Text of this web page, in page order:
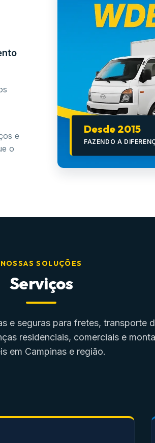
e
o
Desde 2015
FAZENDO A
NOSSAS SOLUÇÕES
Serviços
e seguras para fretes, transporte
residenciais, comerciais e
em Campinas e região.